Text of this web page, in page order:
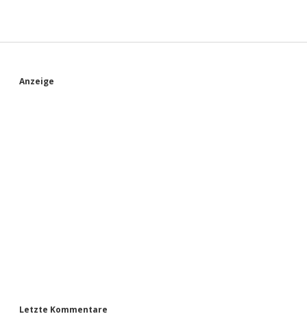
S
Anzeige
Letzte Kommentare